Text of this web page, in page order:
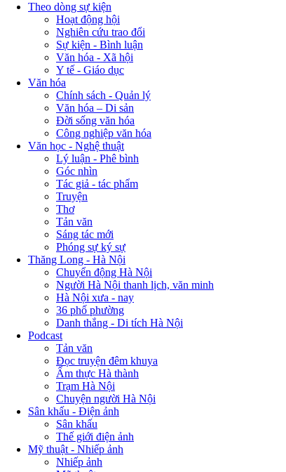
Theo dòng sự kiện
Hoạt động hội
Nghiên cứu trao đổi
Sự kiện - Bình luận
Văn hóa - Xã hội
Y tế - Giáo dục
Văn hóa
Chính sách - Quản lý
Văn hóa – Di sản
Đời sống văn hóa
Công nghiệp văn hóa
Văn học - Nghệ thuật
Lý luận - Phê bình
Góc nhìn
Tác giả - tác phẩm
Truyện
Thơ
Tản văn
Sáng tác mới
Phóng sự ký sự
Thăng Long - Hà Nội
Chuyển động Hà Nội
Người Hà Nội thanh lịch, văn minh
Hà Nội xưa - nay
36 phố phường
Danh thắng - Di tích Hà Nội
Podcast
Tản văn
Đọc truyện đêm khuya
Ẩm thực Hà thành
Trạm Hà Nội
Chuyện người Hà Nội
Sân khấu - Điện ảnh
Sân khấu
Thế giới điện ảnh
Mỹ thuật - Nhiếp ảnh
Nhiếp ảnh